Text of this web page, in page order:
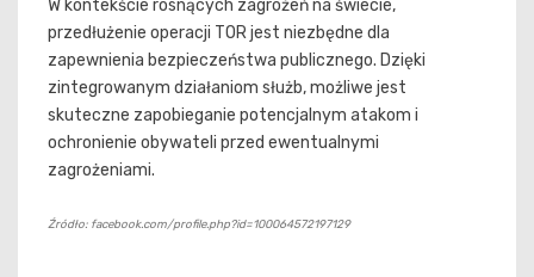
W kontekście rosnących zagrożeń na świecie,
przedłużenie operacji TOR jest niezbędne dla
zapewnienia bezpieczeństwa publicznego. Dzięki
zintegrowanym działaniom służb, możliwe jest
skuteczne zapobieganie potencjalnym atakom i
ochronienie obywateli przed ewentualnymi
zagrożeniami.
Źródło: facebook.com/profile.php?id=100064572197129